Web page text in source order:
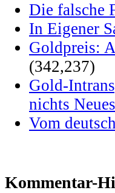
Die falsche
In Eigener
Goldpreis:
(342,237)
Gold-
nichts Neues
Vom
Kommentar-